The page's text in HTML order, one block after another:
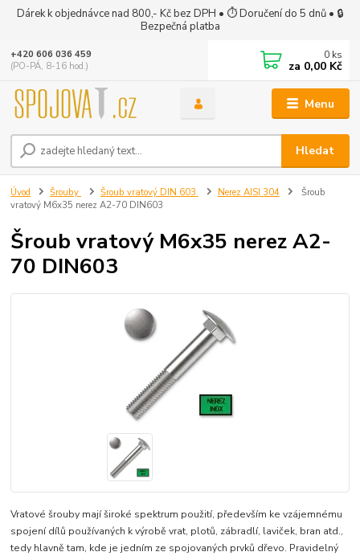
Dárek k objednávce nad 800,- Kč bez DPH • ⏱ Doručení do 5 dnů • 🔒
Bezpečná platba
Menu
Hledat
+420 606 036 459
(PO-PÁ, 8-16 hod.)
0 ks
za 0,00 Kč
Úvod Šrouby Šroub vratový DIN 603 Nerez AISI 304
Šroub
vratový M6x35 nerez A2-70 DIN603
Šroub vratový M6x35 nerez A2-
70 DIN603
Vratové šrouby mají široké spektrum použití, především ke vzájemnému
spojení dílů používaných k výrobě vrat, plotů, zábradlí, laviček, bran atd.,
tedy hlavně tam, kde je jedním ze spojovaných prvků dřevo. Pravidelný